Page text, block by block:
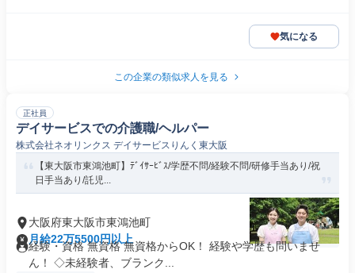
気になる
この企業の類似求人を見る
正社員
デイサービスでの介護職/ヘルパー
株式会社ネオリンクス デイサービスりんく東大阪
【東大阪市東鴻池町】ﾃﾞｲｻｰﾋﾞｽ/学歴不問/経験不問/研修手当あり/祝
日手当あり/託児...
大阪府東大阪市東鴻池町
月給22万5500円以上
経験・資格 無資格 無資格からOK！ 経験や学歴も問いませ
ん！ ◇未経験者、ブランク...